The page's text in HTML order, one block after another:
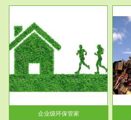
企业级环保管家
服务范围
固体危险废物处理
固体废物解释：固体废物是指人
们在生产建设、日常生活和其他
活动中...